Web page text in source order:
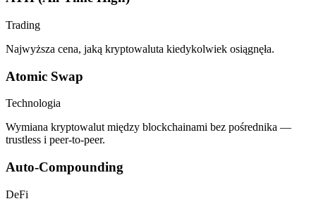
Trading
Najwyższa cena, jaką kryptowaluta kiedykolwiek osiągnęła.
Atomic Swap
Technologia
Wymiana kryptowalut między blockchainami bez pośrednika —
trustless i peer-to-peer.
Auto-Compounding
DeFi